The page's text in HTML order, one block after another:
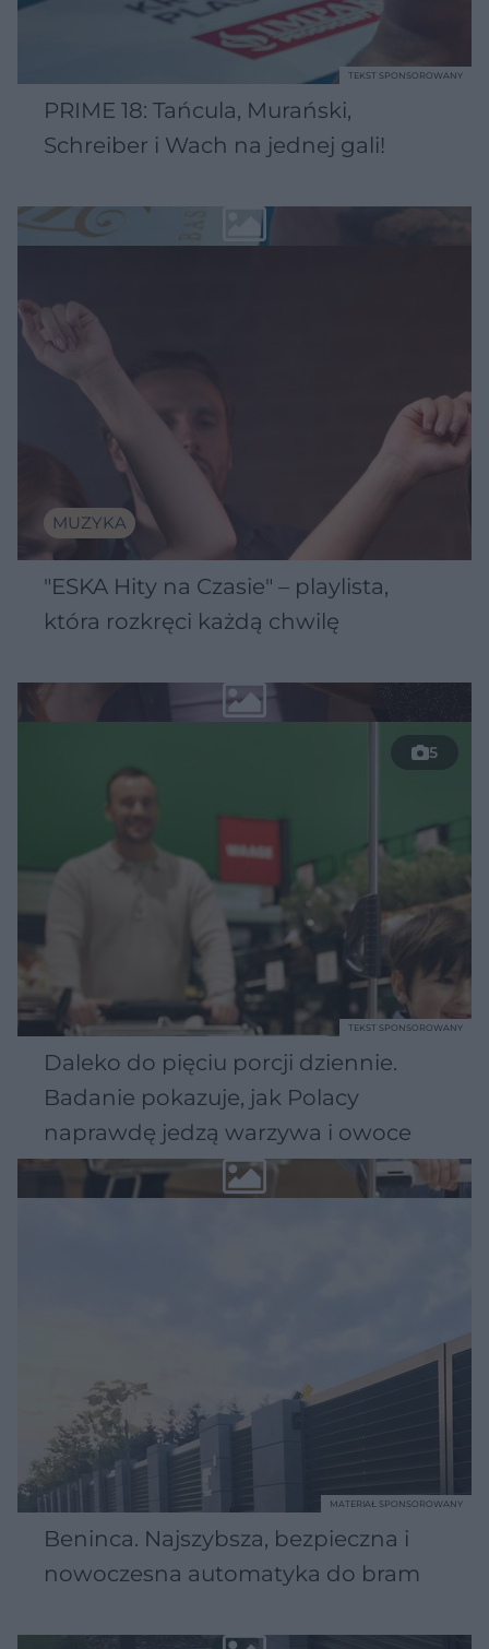
PRIME 18: Tańcula, Murański,
Schreiber i Wach na jednej gali!
TEKST SPONSOROWANY
MUZYKA
"ESKA Hity na Czasie" – playlista,
która rozkręci każdą chwilę
5
Daleko do pięciu porcji dziennie.
Badanie pokazuje, jak Polacy
naprawdę jedzą warzywa i owoce
TEKST SPONSOROWANY
Beninca. Najszybsza, bezpieczna i
nowoczesna automatyka do bram
MATERIAŁ SPONSOROWANY